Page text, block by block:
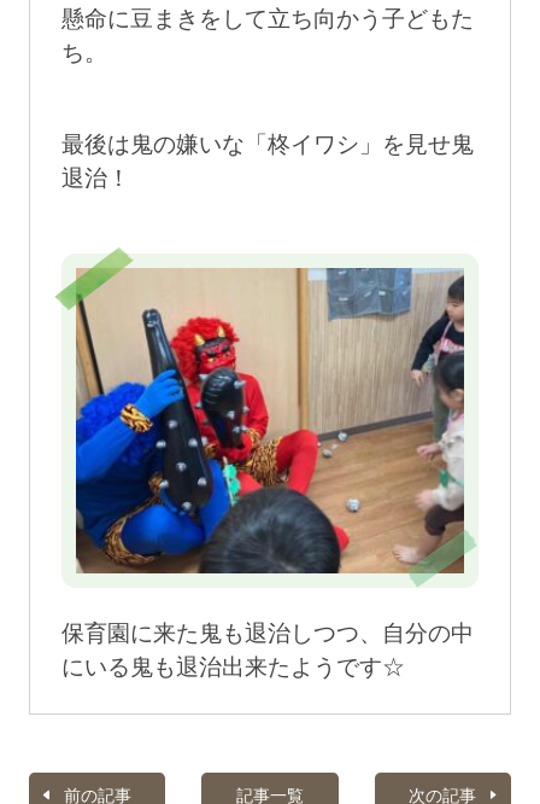
懸命に豆まきをして立ち向かう子どもた
ち。
最後は鬼の嫌いな「柊イワシ」を見せ鬼
退治！
保育園に来た鬼も退治しつつ、自分の中
にいる鬼も退治出来たようです☆
前の記事 記事一覧 次の記事